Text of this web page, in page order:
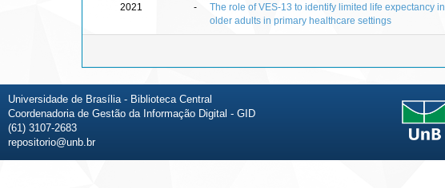
2021 -
The role of VES-13 to identify limited life expectancy in
older adults in primary healthcare settings
Universidade de Brasília - Biblioteca Central
Coordenadoria de Gestão da Informação Digital - GID
(61) 3107-2683
repositorio@unb.br